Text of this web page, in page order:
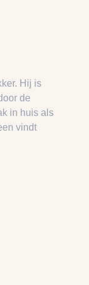
Hij is
de
in huis als
vindt